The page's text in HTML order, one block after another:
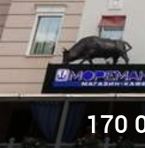
170